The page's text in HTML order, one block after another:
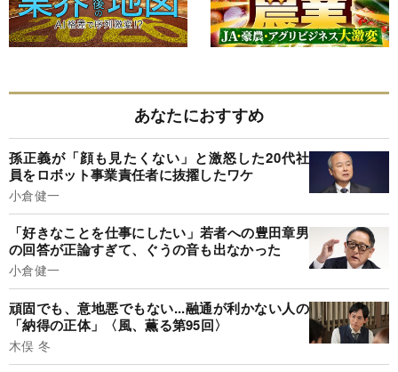
あなたにおすすめ
孫正義が「顔も見たくない」と激怒した20代社
員をロボット事業責任者に抜擢したワケ
小倉健一
「好きなことを仕事にしたい」若者への豊田章男
の回答が正論すぎて、ぐうの音も出なかった
小倉健一
頑固でも、意地悪でもない...融通が利かない人の
「納得の正体」〈風、薫る第95回〉
木俣 冬